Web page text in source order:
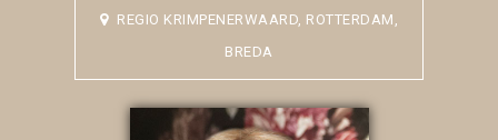
REGIO KRIMPENERWAARD, ROTTERDAM,
BREDA